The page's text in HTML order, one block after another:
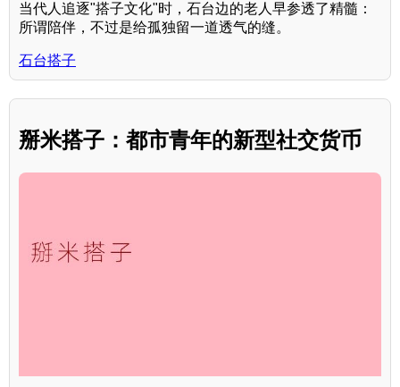
当代人追逐"搭子文化"时，石台边的老人早参透了精髓：
所谓陪伴，不过是给孤独留一道透气的缝。
石台搭子
掰米搭子：都市青年的新型社交货币